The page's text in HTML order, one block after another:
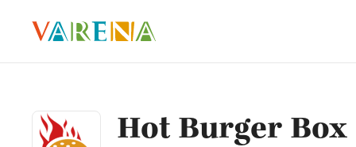
Hot Burger Box